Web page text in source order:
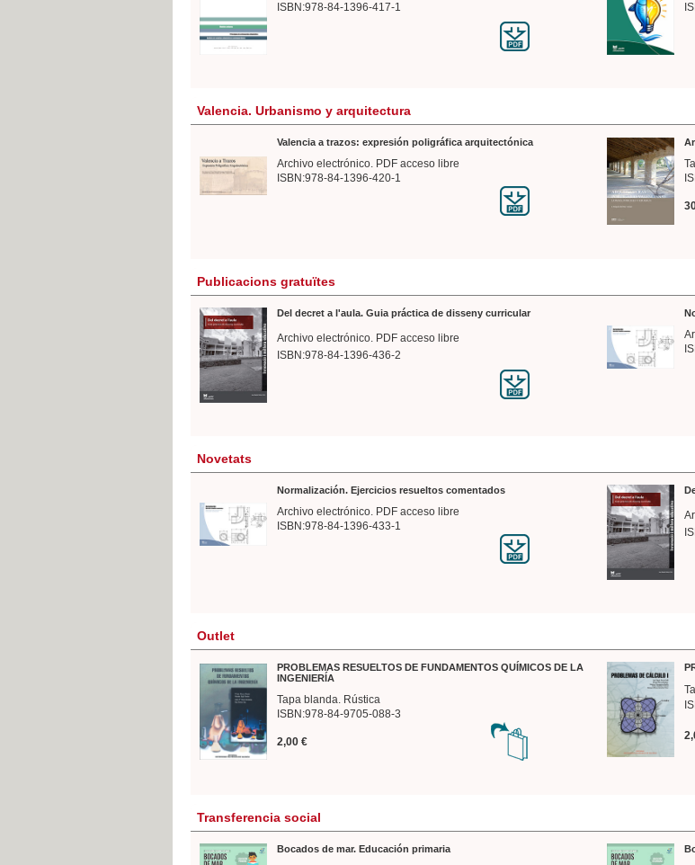
ISBN:978-84-1396-417-1
Valencia. Urbanismo y arquitectura
Valencia a trazos: expresión poligráfica arquitectónica
Archivo electrónico. PDF acceso libre
ISBN:978-84-1396-420-1
Publicacions gratuïtes
Del decret a l'aula. Guia práctica de disseny curricular
Archivo electrónico. PDF acceso libre
ISBN:978-84-1396-436-2
Novetats
Normalización. Ejercicios resueltos comentados
Archivo electrónico. PDF acceso libre
ISBN:978-84-1396-433-1
Outlet
PROBLEMAS RESUELTOS DE FUNDAMENTOS QUÍMICOS DE LA
INGENIERÍA
Tapa blanda. Rústica
ISBN:978-84-9705-088-3
2,00 €
Transferencia social
Bocados de mar. Educación primaria